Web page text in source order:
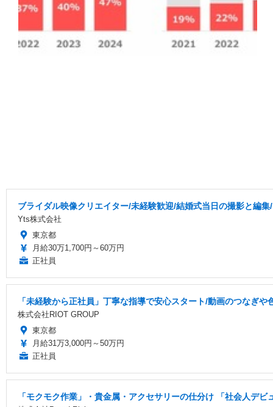
ブライダル映像クリエイター/未経験歓迎/結婚式当日の撮影と編
Yts株式会社
東京都
月給30万1,700円～60万円
正社員
「未経験から正社員」丁寧な指導で安心スタート/動画のつなぎ
株式会社RIOT GROUP
東京都
月給31万3,000円～50万円
正社員
「モクモク作業」・貴金属・アクセサリーの仕分け 「社会人デ